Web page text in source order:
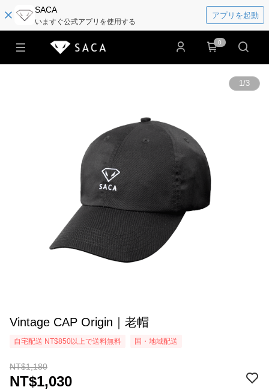
SACA
いますぐ公式アプリを使用する
アプリを起動
0
1/3
Vintage CAP Origin｜老帽
自宅配送 NT$850以上で送料無料 国・地域配送
NT$1,180
NT$1,030